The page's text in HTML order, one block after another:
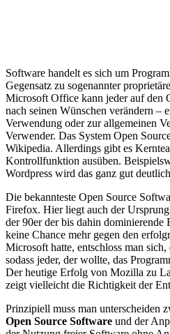
Software handelt es sich um
Gegensatz zu sogenannter
Microsoft Office kann jeder auf den
nach seinen Wünschen verändern –
Verwendung oder zur allgemeinen
Verwender. Das System Open
Wikipedia. Allerdings gibt es
Kontrollfunktion ausüben.
Wordpress wird das ganz gut
Die bekannteste Open Source
Firefox. Hier liegt auch der
der 90er der bis dahin dominierende
keine Chance mehr gegen den
Microsoft hatte, entschloss man
sodass jeder, der wollte, das
Der heutige Erfolg von Mozilla zu
zeigt vielleicht die Richtigkeit der
Prinzipiell muss man unterscheiden
Open Source Software und der